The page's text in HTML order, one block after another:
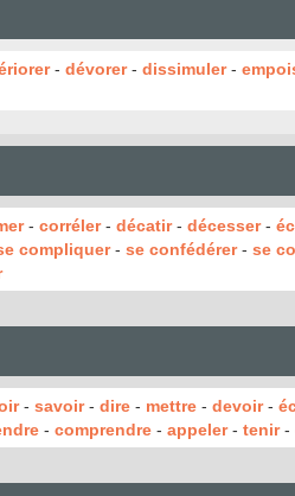
- dévorer- dissimuler-
- corréler- décatir- décesser-
compliquer- se confédérer- se
- savoir- dire - mettre - devoir-
- comprendre - appeler- tenir-